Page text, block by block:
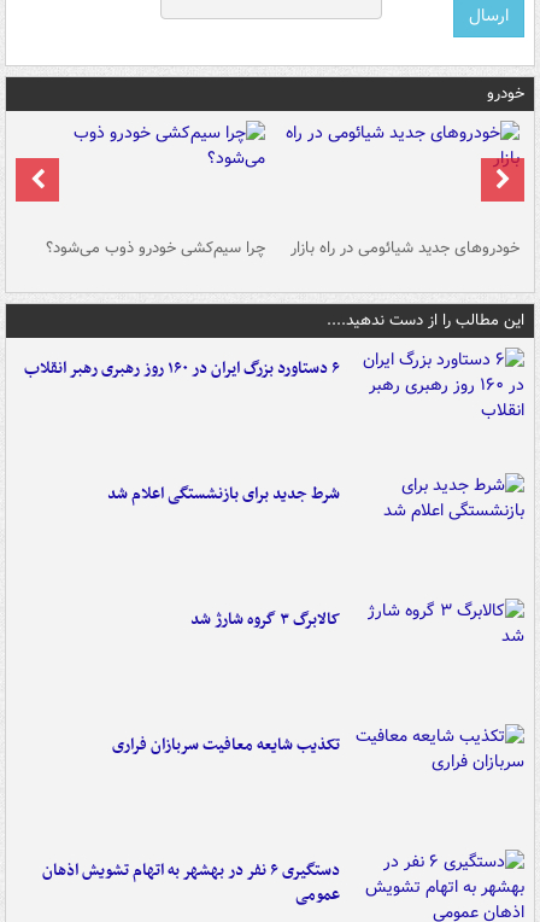
خودرو
خودروهای جدید شیائومی در راه بازار چرا سیم‌کشی خودرو ذوب می‌شود؟
این مطالب را از دست ندهید....
۶ دستاورد بزرگ ایران در ۱۶۰ روز رهبری رهبر انقلاب
شرط جدید برای بازنشستگی اعلام شد
کالابرگ ۳ گروه شارژ شد
تکذیب شایعه معافیت سربازان فراری
دستگیری ۶ نفر در بهشهر به اتهام تشویش اذهان
عمومی